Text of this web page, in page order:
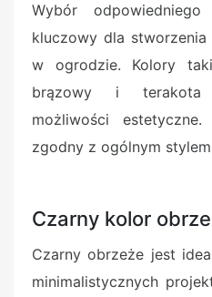
Wybór odpowiedniego
kluczowy dla stworzenia
w ogrodzie. Kolory
brązowy i terakota
możliwości
zgodny z ogólnym
Czarny kolor
Czarny obrzeże jest
minimalistycznych